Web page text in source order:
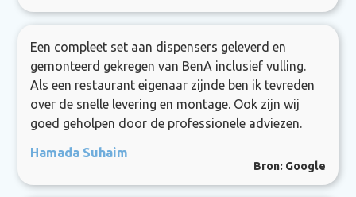
Een compleet set aan dispensers geleverd en
gemonteerd gekregen van BenA inclusief vulling.
Als een restaurant eigenaar zijnde ben ik tevreden
over de snelle levering en montage. Ook zijn wij
goed geholpen door de professionele adviezen.
Hamada Suhaim
Bron: Google